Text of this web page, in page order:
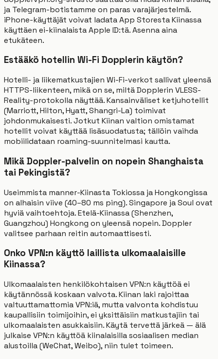
ja Telegram-botistamme on paras varajärjestelmä.
iPhone-käyttäjät voivat ladata App Storesta Kiinassa
käyttäen ei-kiinalaista Apple ID:tä. Asenna aina
etukäteen.
Estääkö hotellin Wi-Fi Dopplerin käytön?
Hotelli- ja liikematkustajien Wi-Fi-verkot sallivat yleensä
HTTPS-liikenteen, mikä on se, miltä Dopplerin VLESS-
Reality-protokolla näyttää. Kansainväliset ketjuhotellit
(Marriott, Hilton, Hyatt, Shangri-La) toimivat
johdonmukaisesti. Jotkut Kiinan valtion omistamat
hotellit voivat käyttää lisäsuodatusta; tällöin vaihda
mobiilidataan roaming-suunnitelmasi kautta.
Mikä Doppler-palvelin on nopein Shanghaista
tai Pekingistä?
Useimmista manner-Kiinasta Tokiossa ja Hongkongissa
on alhaisin viive (40–80 ms ping). Singapore ja Soul ovat
hyviä vaihtoehtoja. Etelä-Kiinassa (Shenzhen,
Guangzhou) Hongkong on yleensä nopein. Doppler
valitsee parhaan reitin automaattisesti.
Onko VPN:n käyttö laillista ulkomaalaisille
Kiinassa?
Ulkomaalaisten henkilökohtaisen VPN:n käyttöä ei
käytännössä koskaan valvota. Kiinan laki rajoittaa
valtuuttamattomia VPN:iä, mutta valvonta kohdistuu
kaupallisiin toimijoihin, ei yksittäisiin matkustajiin tai
ulkomaalaisten asukkaisiin. Käytä tervettä järkeä — älä
julkaise VPN:n käyttöä kiinalaisilla sosiaalisen median
alustoilla (WeChat, Weibo), niin tulet toimeen.